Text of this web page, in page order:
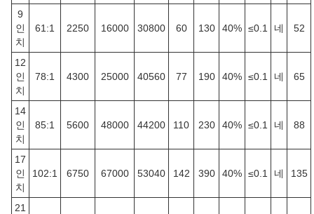
9
인
치
61:1 2250 16000 30800 60 130 40% ≤0.1 네 52
12
인
치
78:1 4300 25000 40560 77 190 40% ≤0.1 네 65
14
인
치
85:1 5600 48000 44200 110 230 40% ≤0.1 네 88
17
인
치
102:1 6750 67000 53040 142 390 40% ≤0.1 네 135
21